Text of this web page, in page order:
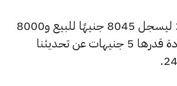
ارتفع سعر عيار 24 ليسجل 8045 جنيهًا للبيع و8000
جنيهًا للشراء، بزيادة قدرها 5 جنيهات عن تحديثنا